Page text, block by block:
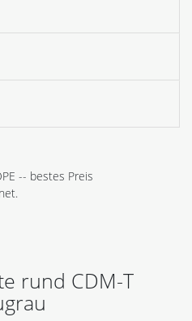
-- bestes Preis
rund CDM-T